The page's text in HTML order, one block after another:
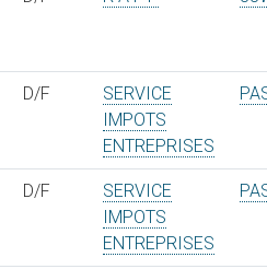
D/F
SERVICE
IMPOTS
ENTREPRISES
D/F
SERVICE
IMPOTS
ENTREPRISES